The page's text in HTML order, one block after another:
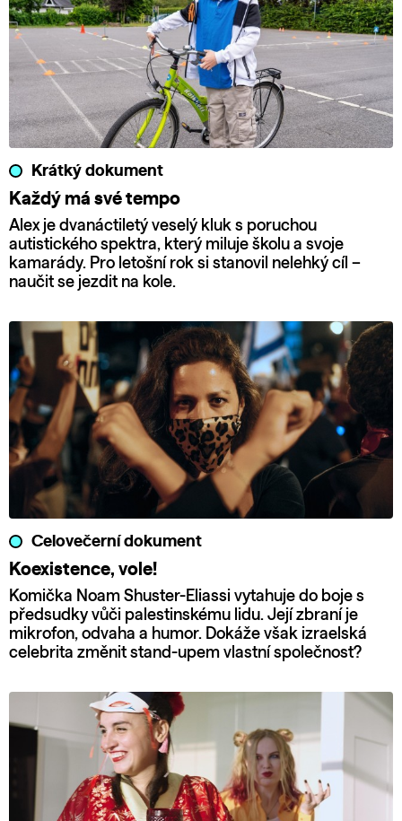
Krátký dokument
Každý má své tempo
Alex je dvanáctiletý veselý kluk s poruchou
autistického spektra, který miluje školu a svoje
kamarády. Pro letošní rok si stanovil nelehký cíl –
naučit se jezdit na kole.
Celovečerní dokument
Koexistence, vole!
Komička Noam Shuster-Eliassi vytahuje do boje s
předsudky vůči palestinskému lidu. Její zbraní je
mikrofon, odvaha a humor. Dokáže však izraelská
celebrita změnit stand-upem vlastní společnost?